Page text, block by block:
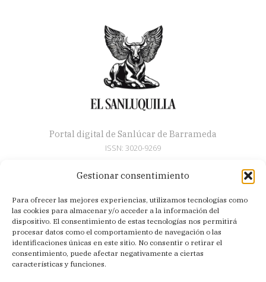
Gestionar consentimiento
Para ofrecer las mejores experiencias, utilizamos tecnologías como
las cookies para almacenar y/o acceder a la información del
dispositivo. El consentimiento de estas tecnologías nos permitirá
procesar datos como el comportamiento de navegación o las
identificaciones únicas en este sitio. No consentir o retirar el
consentimiento, puede afectar negativamente a ciertas
características y funciones.
Portal digital de Sanlúcar de Barrameda
ISSN: 3020-9269
Artículos
Semana Santa
Nosotros
Acerca de